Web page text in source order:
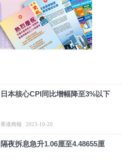
日本核心CPI同比增幅降至3%以下
香港商報 2023-10-20
隔夜拆息急升1.06厘至4.48655厘